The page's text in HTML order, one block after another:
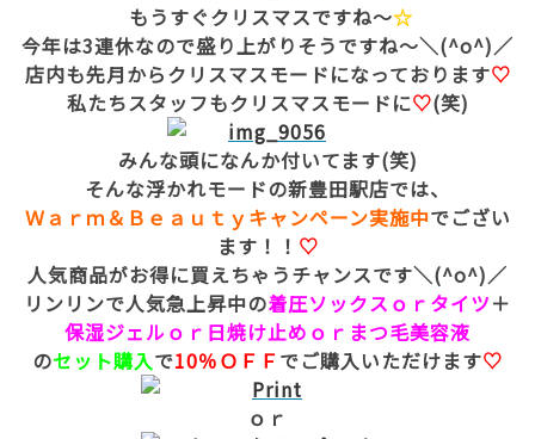
もうすぐクリスマスですね～☆
今年は3連休なので盛り上がりそうですね～＼(^o^)／
店内も先月からクリスマスモードになっております♡
私たちスタッフもクリスマスモードに♡(笑)
みんな頭になんか付いてます(笑)
そんな浮かれモードの新豊田駅店では、
Ｗａｒｍ＆Ｂｅａｕｔｙキャンペーン実施中でござい
ます！！ ♡
人気商品がお得に買えちゃうチャンスです＼(^o^)／
リンリンで人気急上昇中の着圧ソックスｏｒタイツ＋
保湿ジェルｏｒ日焼け止めｏｒまつ毛美容液
のセット購入で10％ＯＦＦでご購入いただけます♡
ｏｒ